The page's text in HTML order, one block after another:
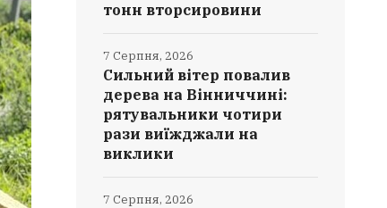
тонн вторсировини
Сильний вітер повалив
дерева на Вінниччині:
рятувальники чотири
рази виїжджали на
виклики
7 Серпня, 2026
7 Серпня, 2026